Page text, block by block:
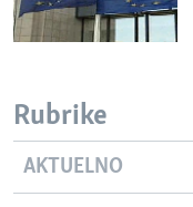
Rubrike
AKTUELNO